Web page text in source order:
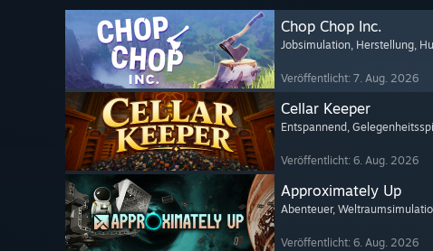
Chop Chop Inc.
Jobsimulation, Herstellung,
Veröffentlicht: 7. Aug. 2026
Cellar Keeper
Entspannend,
Veröffentlicht: 6. Aug. 2026
Approximately Up
Abenteuer,
Veröffentlicht: 6. Aug. 2026